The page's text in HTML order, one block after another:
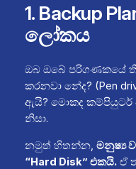
1. Backup
ලෝකය
ඔබ ඔබේ පරිගණකයේ
කරනවා නේද? (Pen
ඇයි? මොකද
නිසා.
නමුත් හිතන්න, මනුෂ්‍ය
“Hard Disk” එකයි.ඒ